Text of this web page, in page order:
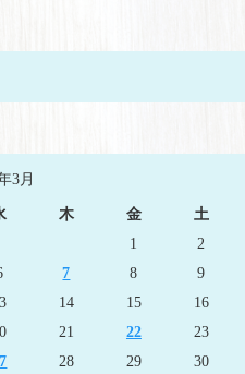
3月
木 金
土
1
2
7 8
9
14 15
16
21 22
23
28 29 30